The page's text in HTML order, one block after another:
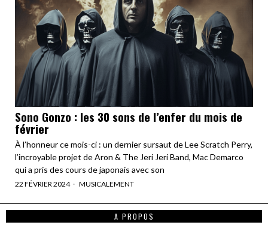
Sono Gonzo : les 30 sons de l’enfer du mois de
février
À l’honneur ce mois-ci : un dernier sursaut de Lee Scratch Perry,
l’incroyable projet de Aron & The Jeri Jeri Band, Mac Demarco
qui a pris des cours de japonais avec son
22 FÉVRIER 2024 MUSICALEMENT
A PROPOS